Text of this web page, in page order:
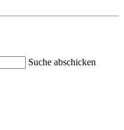
Suche abschicken